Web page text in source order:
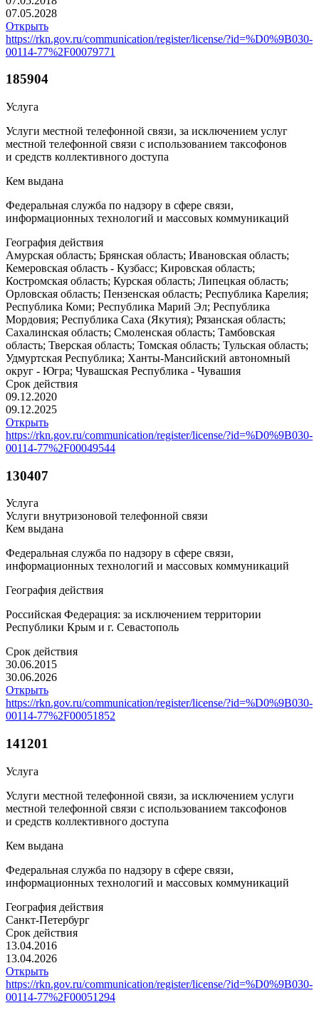
07.05.2028
Открыть
https://rkn.gov.ru/communication/register/license/?id=%D0%9B030-
00114-77%2F00079771
185904
Услуга
Услуги местной телефонной связи, за исключением услуг
местной телефонной связи с использованием таксофонов
и средств коллективного доступа
Кем выдана
Федеральная служба по надзору в сфере связи,
информационных технологий и массовых коммуникаций
География действия
Амурская область; Брянская область; Ивановская область;
Кемеровская область - Кузбасс; Кировская область;
Костромская область; Курская область; Липецкая область;
Орловская область; Пензенская область; Республика Карелия;
Республика Коми; Республика Марий Эл; Республика
Мордовия; Республика Саха (Якутия); Рязанская область;
Сахалинская область; Смоленская область; Тамбовская
область; Тверская область; Томская область; Тульская область;
Удмуртская Республика; Ханты-Мансийский автономный
округ - Югра; Чувашская Республика - Чувашия
Срок действия
09.12.2020
09.12.2025
Открыть
https://rkn.gov.ru/communication/register/license/?id=%D0%9B030-
00114-77%2F00049544
130407
Услуга
Услуги внутризоновой телефонной связи
Кем выдана
Федеральная служба по надзору в сфере связи,
информационных технологий и массовых коммуникаций
География действия
Российская Федерация: за исключением территории
Республики Крым и г. Севастополь
Срок действия
30.06.2015
30.06.2026
Открыть
https://rkn.gov.ru/communication/register/license/?id=%D0%9B030-
00114-77%2F00051852
141201
Услуга
Услуги местной телефонной связи, за исключением услуги
местной телефонной связи с использованием таксофонов
и средств коллективного доступа
Кем выдана
Федеральная служба по надзору в сфере связи,
информационных технологий и массовых коммуникаций
География действия
Санкт-Петербург
Срок действия
13.04.2016
13.04.2026
Открыть
https://rkn.gov.ru/communication/register/license/?id=%D0%9B030-
00114-77%2F00051294